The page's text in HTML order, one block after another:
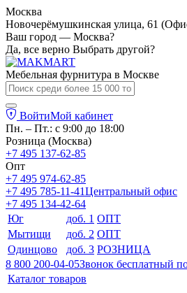
Москва
Новочерёмушкинская улица, 61
Ваш город — Москва?
Да, все верно Выбрать другой?
Мебельная фурнитура в Москве
ВойтиМой кабинет
Пн. – Пт.: с 9:00 до 18:00
Розница (Москва)
+7 495 137-62-85
Опт
+7 495 974-62-85
+7 495 785-11-41Центральный офис
+7 495 134-42-64
Юг
доб. 1 ОПТ
Мытищи
доб. 2 ОПТ
Одинцово
доб. 3 РОЗНИЦА
8 800 200-04-05Звонок бесплатный
Каталог товаров